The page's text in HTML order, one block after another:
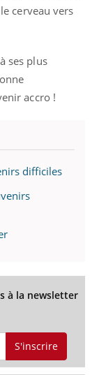
cerveau vers
ses plus
accro !
difficiles
à la newsletter
S'inscrire